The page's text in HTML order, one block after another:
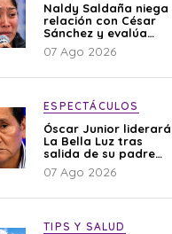
Naldy Saldaña niega
relación con César
Sánchez y evalúa
denunciar a su
esposa: “Es una
07 Ago 2026
ESPECTÁCULOS
Óscar Junior liderará
La Bella Luz tras
salida de su padre
por polémica con
Naldy Saldaña
07 Ago 2026
TIPS Y SALUD